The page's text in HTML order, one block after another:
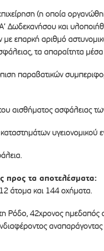
(η οποία
Δωδεκανήσου και
επαρκή αριθμό
τα απαραίτητα
παραβατικών
αισθήματος ασφάλειας
υγειονομικού
προς τα αποτελέσματα:
άτομα και 144 οχήματα.
Ρόδο, 42χρονος ημεδαπός